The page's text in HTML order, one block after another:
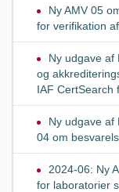
Ny AMV 05
for verifikation
Ny udgave af
og
IAF CertSearch
Ny udgave af
04 om
2024-06: Ny
for laboratorier